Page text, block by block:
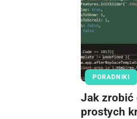
PORADNIKI
Jak zrobić
prostych